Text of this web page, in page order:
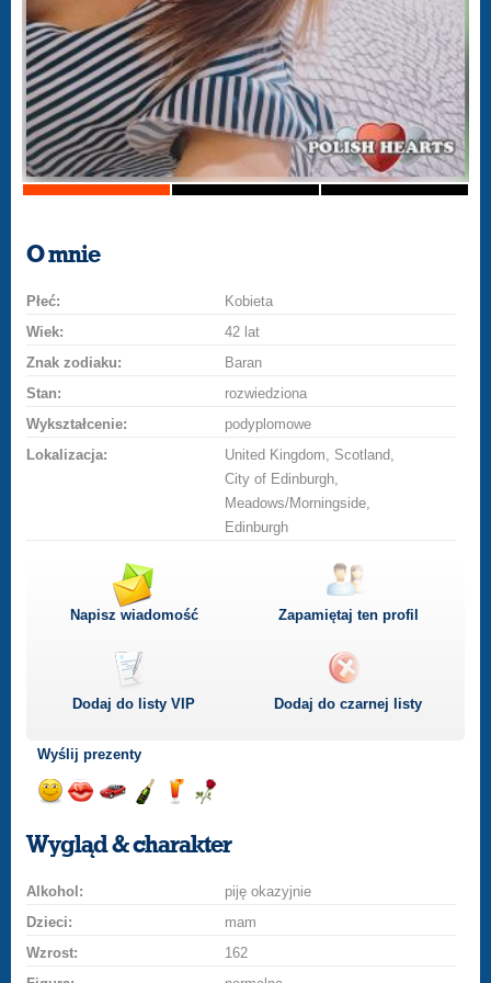
O mnie
Płeć:
Kobieta
Wiek:
42 lat
Znak zodiaku:
Baran
Stan:
rozwiedziona
Wykształcenie:
podyplomowe
Lokalizacja:
United Kingdom, Scotland,
City of Edinburgh,
Meadows/Morningside,
Edinburgh
Napisz wiadomość Zapamiętaj ten profil
Dodaj do listyVIP Dodaj do czarnej listy
Wyślij prezenty
uśmiech
buziakasamochodem
szampana
drinka
różę
Wygląd & charakter
Alkohol:
piję okazyjnie
Dzieci:
mam
Wzrost:
162